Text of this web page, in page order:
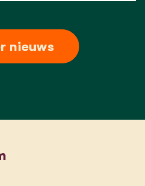
nieuws